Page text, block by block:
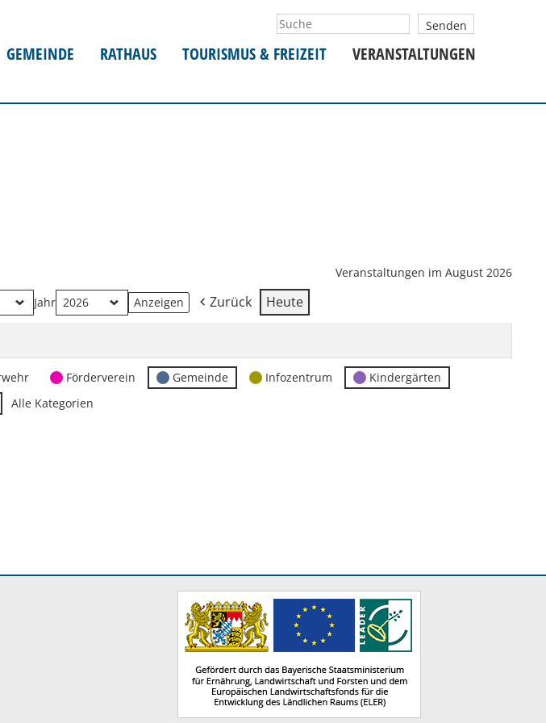
GEMEINDE RATHAUS TOURISMUS & FREIZEIT VERANSTALTUNGEN
Veranstaltungen im August 2026
Jahr Zurück Heute
Förderverein Gemeinde Infozentrum
Kindergärten
Alle Kategorien